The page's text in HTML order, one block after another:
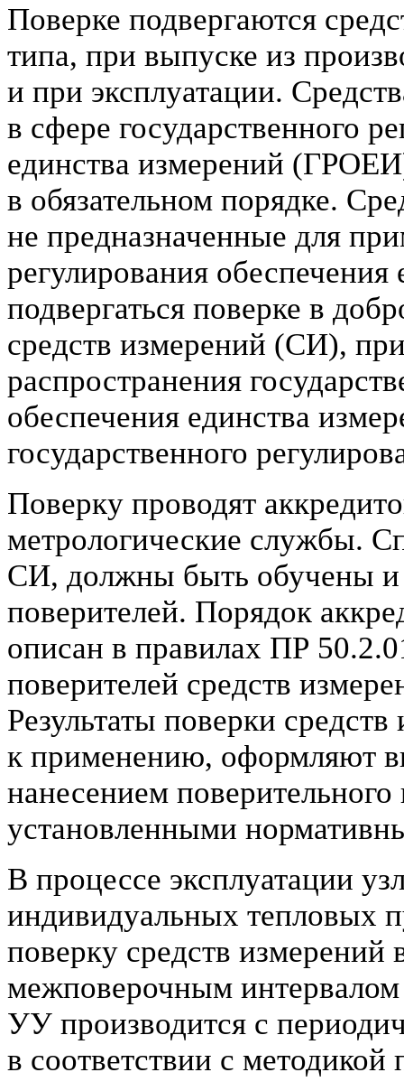
Поверке подвергаются
типа, при выпуске из
и при эксплуатации.
в сфере государственного
единства измерений
в обязательном порядке.
не предназначенные для
регулирования
подвергаться поверке в
средств измерений (СИ),
распространения
обеспечения единства
государственного
Поверку проводят
метрологические службы.
СИ, должны быть обучены и
поверителей. Порядок
описан в правилах ПР
поверителей средств
Результаты поверки
к применению, оформляют
нанесением
установленными
В процессе эксплуатации
индивидуальных тепловых
поверку средств измерений
межповерочным
УУ производится с
в соответствии с методикой